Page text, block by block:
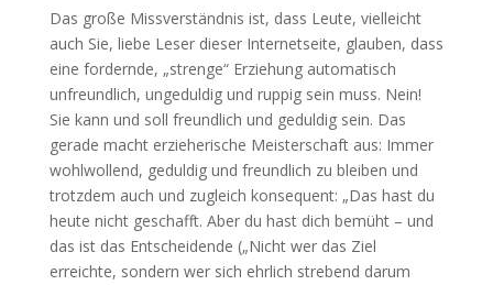
Das große Missverständnis ist, dass Leute, vielleicht
auch Sie, liebe Leser dieser Internetseite, glauben, dass
eine fordernde, „strenge“ Erziehung automatisch
unfreundlich, ungeduldig und ruppig sein muss. Nein!
Sie kann und soll freundlich und geduldig sein. Das
gerade macht erzieherische Meisterschaft aus: Immer
wohlwollend, geduldig und freundlich zu bleiben und
trotzdem auch und zugleich konsequent: „Das hast du
heute nicht geschafft. Aber du hast dich bemüht – und
das ist das Entscheidende („Nicht wer das Ziel
erreichte, sondern wer sich ehrlich strebend darum